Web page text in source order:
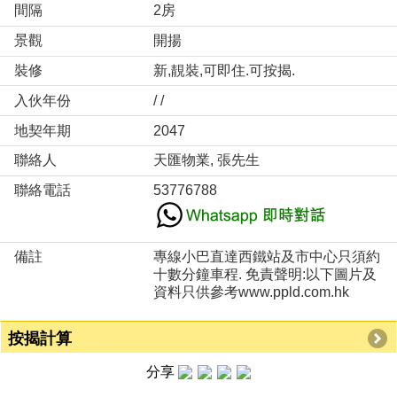
間隔
2房
景觀
開揚
裝修
新,靚裝,可即住.可按揭.
入伙年份
/ /
地契年期
2047
聯絡人
天匯物業, 張先生
聯絡電話
53776788
備註
專線小巴直達西鐵站及市中心只須約
十數分鐘車程. 免責聲明:以下圖片及
資料只供參考www.ppld.com.hk
按揭計算
分享